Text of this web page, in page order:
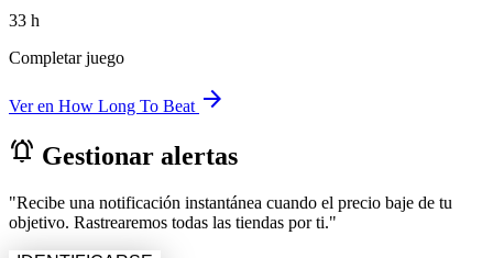
33 h
Completar juego
Ver en How Long To Beat arrow_forward
notifications_active Gestionar alertas
"Recibe una notificación instantánea cuando el precio baje de tu
objetivo. Rastrearemos todas las tiendas por ti."